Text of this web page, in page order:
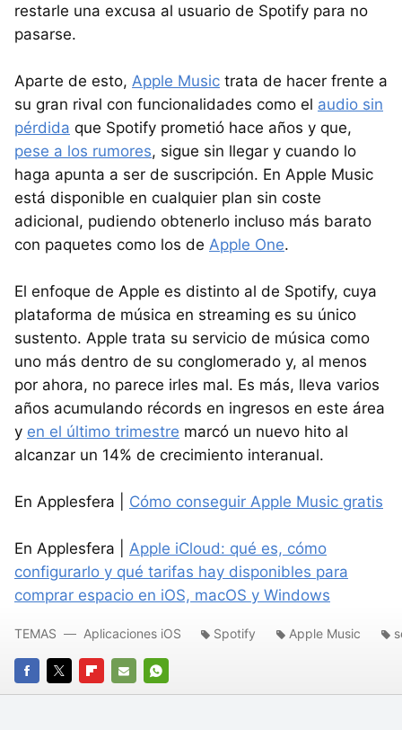
restarle una excusa al usuario de Spotify para no
pasarse.
Aparte de esto, Apple Music trata de hacer frente a
su gran rival con funcionalidades como el audio sin
pérdida que Spotify prometió hace años y que,
pese a los rumores, sigue sin llegar y cuando lo
haga apunta a ser de suscripción. En Apple Music
está disponible en cualquier plan sin coste
adicional, pudiendo obtenerlo incluso más barato
con paquetes como los de Apple One.
El enfoque de Apple es distinto al de Spotify, cuya
plataforma de música en streaming es su único
sustento. Apple trata su servicio de música como
uno más dentro de su conglomerado y, al menos
por ahora, no parece irles mal. Es más, lleva varios
años acumulando récords en ingresos en este área
y en el último trimestre marcó un nuevo hito al
alcanzar un 14% de crecimiento interanual.
En Applesfera | Cómo conseguir Apple Music gratis
En Applesfera | Apple iCloud: qué es, cómo
configurarlo y qué tarifas hay disponibles para
comprar espacio en iOS, macOS y Windows
FACEBOOK
TWITTERFLIPBOARD
E-
WHATSAPP
TEMAS Aplicaciones iOS Spotify Apple Music